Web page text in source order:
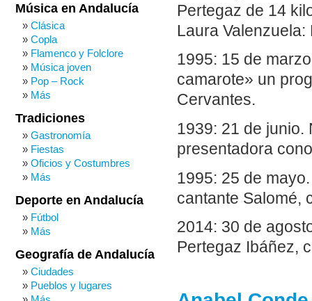
Pertegaz de 14
Laura
1995: 15 de
camarote» un
Cervantes.
1939: 21 de junio.
presentadora
1995: 25 de
cantante Salomé,
2014: 30 de
Pertegaz Ibáñez,
Música en Andalucía
Clásica
Copla
Flamenco y Folclore
Música joven
Pop – Rock
Más
Tradiciones
Gastronomía
Fiestas
Oficios y Costumbres
Más
Deporte en Andalucía
Fútbol
Más
Geografía de Andalucía
Ciudades
Pueblos y lugares